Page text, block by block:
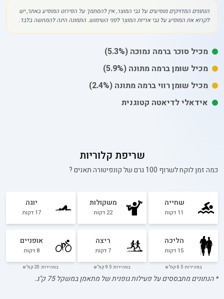
הנתונים המדויקים מופיעים על גבי המוצר, אין להסתמך על הפירוט המופיע באתר, יש
לקרוא את המופיע על גבי אריזת המוצר לפני השימוש. התמונה הינה להמחשה בלבד.
מכיל סוכר ברמה נמוכה (5.3%)
מכיל שומןברמה מתונה (5.9%)
מכיל שומן רוויברמה מתונה (2.4%)
אידאלי לדיאטה קטוגנית
שריפת קלוריות
כמה זמן לוקח לשרוף 100 גרם של קונפיטורה תאנים?
שחייה
11 דקות
משקולות
22 דקות
יוגה
17 דקות
הליכה
15 דקות
במהירות: 6.5 קמ"ש
ריצה
7דקות
במהירות: 9.5 קמ"ש
אופניים
8 דקות
במהירות: 20 קמ"ש
* הנתונים מתבססים על פעילות גופנית של מתאמן במשקל75ק"ג.